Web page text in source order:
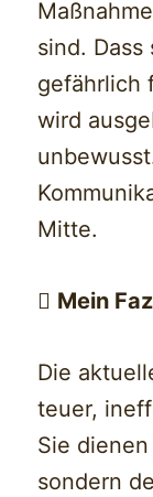
sind.
gefährlich
wird
Mitte.
 Mein
Die
teuer,
Sie
sondern